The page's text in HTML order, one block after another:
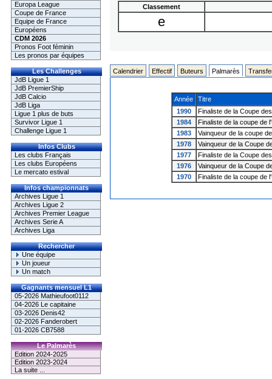
Europa League
Coupe de France
Equipe de France
Européens
CDM 2026
Pronos Foot féminin
Les pronos par équipes
Les Challenges
JdB Ligue 1
JdB PremierShip
JdB Calcio
JdB Liga
Ligue 1 plus de buts
Survivor Ligue 1
Challenge Ligue 1
Infos Clubs
Les clubs Français
Les clubs Européens
Le mercato estival
Infos championnats
Archives Ligue 1
Archives Ligue 2
Archives Premier League
Archives Serie A
Archives Liga
Rechercher
Une équipe
Un joueur
Un match
Gagnants mensuel L1
05-2026 Mathieufoot0112
04-2026 Le capitaine
03-2026 Denis42
02-2026 Fanderobert
01-2026 CB7588
Le Palmarès
Edition 2024-2025
Edition 2023-2024
La suite ...
Classement
e
Calendrier Effectif Buteurs Palmarès
Année
Titre
1990
Finaliste de la Coupe
1984
Finaliste de la coupe de
1983
Vainqueur de la coupe
1978
Vainqueur de la Coupe
1977
Finaliste de la Coupe
1976
Vainqueur de la Coupe
1970
Finaliste de la coupe de